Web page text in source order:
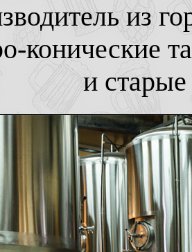
из
конические
и